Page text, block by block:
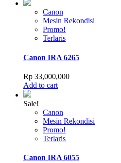
Canon
Mesin Rekondisi
Promo!
Terlaris
Canon IRA 6265
Rp 33,000,000
Add to cart
Sale!
Canon
Mesin Rekondisi
Promo!
Terlaris
Canon IRA 6055